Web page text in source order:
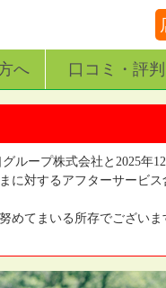
へ 口コミ・評判
ループ株式会社と2025年
に対するアフターサービ
めてまいる所存でござい